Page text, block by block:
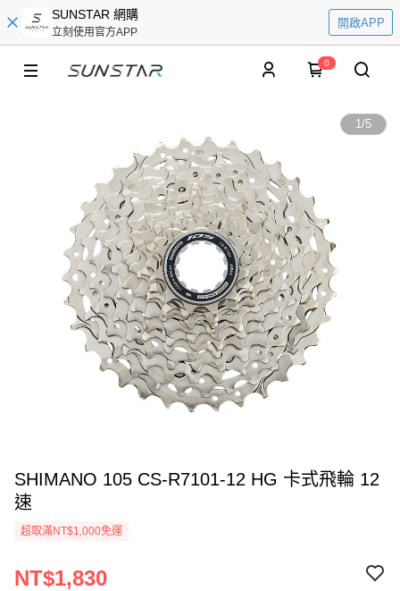
SUNSTAR 網購
立刻使用官方APP
開啟APP
0
1/5
SHIMANO 105 CS-R7101-12 HG 卡式飛輪 12
速
超取滿NT$1,000免運
NT$1,830